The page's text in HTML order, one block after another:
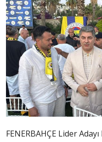
FENERBAHÇE Lider